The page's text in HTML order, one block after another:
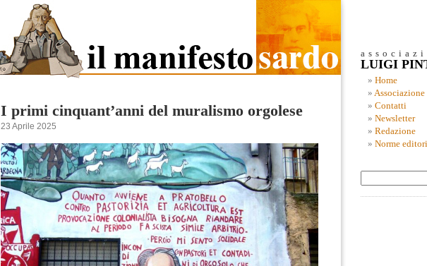
I primi cinquant’anni del muralismo orgolese
23 Aprile 2025
LUIGI
Home
Associazione
Contatti
Newsletter
Redazione
Norme